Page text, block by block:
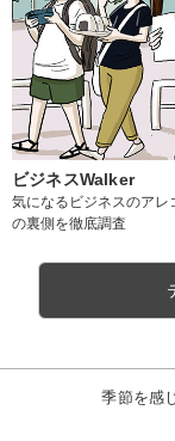
ビジネスWalker
気になるビジネスのアレ
の裏側を徹底調査
季節を感